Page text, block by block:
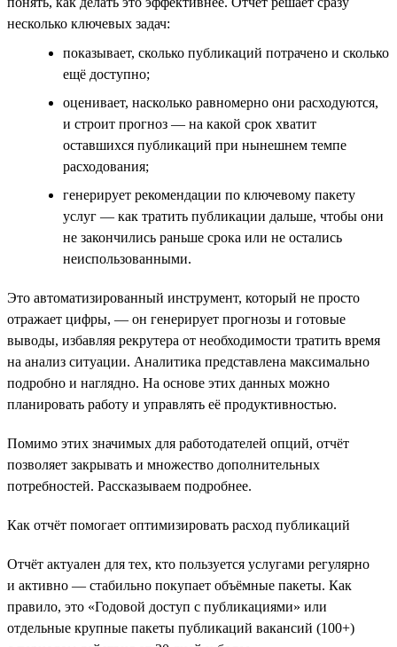
несколько ключевых задач:
показывает, сколько публикаций потрачено и сколько
ещё доступно;
оценивает, насколько равномерно они расходуются,
и строит прогноз — на какой срок хватит
оставшихся публикаций при нынешнем темпе
расходования;
генерирует рекомендации по ключевому пакету
услуг — как тратить публикации дальше, чтобы они
не закончились раньше срока или не остались
неиспользованными.
Это автоматизированный инструмент, который не просто
отражает цифры, — он генерирует прогнозы и готовые
выводы, избавляя рекрутера от необходимости тратить время
на анализ ситуации. Аналитика представлена максимально
подробно и наглядно. На основе этих данных можно
планировать работу и управлять её продуктивностью.
Помимо этих значимых для работодателей опций, отчёт
позволяет закрывать и множество дополнительных
потребностей. Рассказываем подробнее.
Как отчёт помогает оптимизировать расход публикаций
Отчёт актуален для тех, кто пользуется услугами регулярно
и активно — стабильно покупает объёмные пакеты. Как
правило, это «Годовой доступ с публикациями» или
отдельные крупные пакеты публикаций вакансий (100+)